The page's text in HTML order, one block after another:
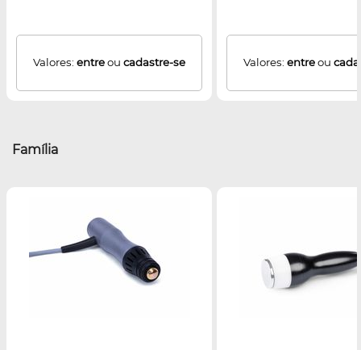
Valores: entreou cadastre-se Valores: entreou
Família